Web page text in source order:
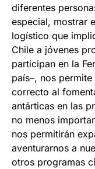
diferentes
especial, mostrar
logístico que
Chile a jóvenes
participan en la
país–, nos
correcto al
antárticas en las
no menos
nos permitirán
aventurarnos a
otros programas